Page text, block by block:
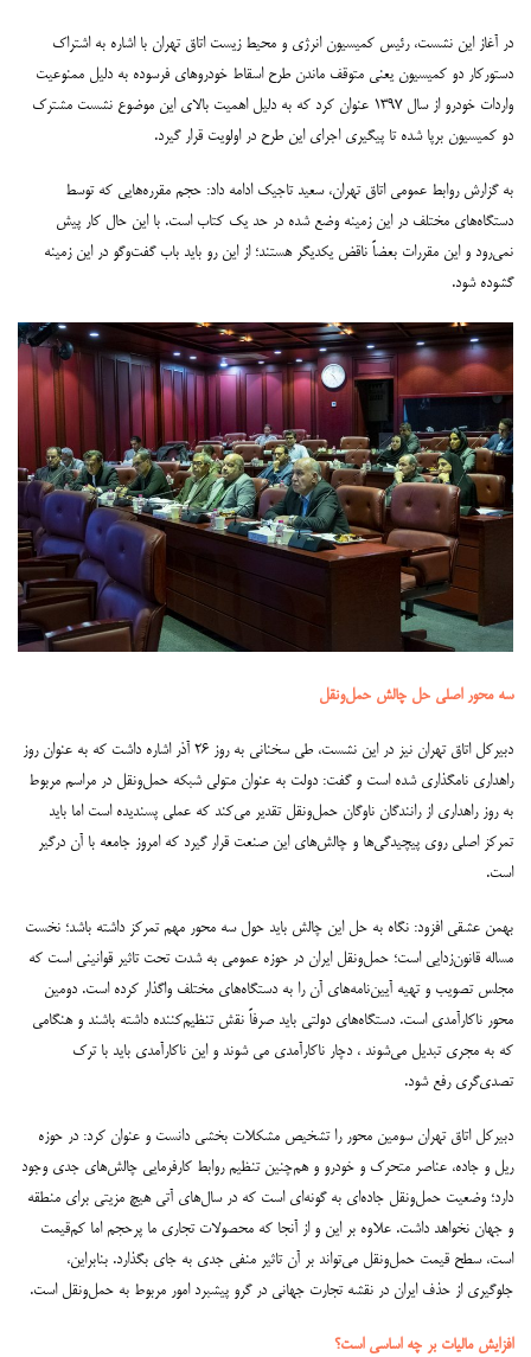
در آغاز این نشست، رئیس کمیسیون انرژی و محیط زیست اتاق تهران با اشاره به اشتراک
دستورکار دو کمیسیون یعنی متوقف ماندن طرح اسقاط خودروهای فرسوده به دلیل ممنوعیت
واردات خودرو از سال ۱۳۹۷ عنوان کرد که به دلیل اهمیت بالای این موضوع نشست مشترک
دو کمیسیون برپا شده تا پیگیری اجرای این طرح در اولویت قرار گیرد.
به گزارش روابط عمومی اتاق تهران، سعید تاجیک ادامه داد: حجم مقرره‌هایی که توسط
دستگاه‌های مختلف در این زمینه وضع شده در حد یک کتاب است. با این حال کار پیش
نمی‌رود و این مقررات بعضاً ناقض یکدیگر هستند؛ از این رو باید باب گفت‌وگو در این زمینه
گشوده شود.
سه محور اصلی حل چالش حمل‌ونقل
دبیرکل اتاق تهران نیز در این نشست، طی سخنانی به روز ۲۶ آذر اشاره داشت که به عنوان روز
راهداری نامگذاری شده است و گفت: دولت به عنوان متولی شبکه حمل‌ونقل در مراسم مربوط
به روز راهداری از رانندگان ناوگان حمل‌ونقل تقدیر می‌کند که عملی پسندیده است اما باید
تمرکز اصلی روی پیچیدگی‌ها و چالش‌های این صنعت قرار گیرد که امروز جامعه با آن درگیر
است.
بهمن عشقی افزود: نگاه به حل این چالش باید حول سه محور مهم تمرکز داشته باشد؛ نخست
مساله قانون‌زدایی است؛ حمل‌ونقل ایران در حوزه عمومی به شدت تحت تاثیر قوانینی است که
مجلس تصویب و تهیه آیین‌نامه‌های آن را به دستگاه‌های مختلف واگذار کرده است. دومین
محور ناکارآمدی است. دستگاه‌های دولتی باید صرفاً نقش تنظیم‌کننده داشته باشند و هنگامی
که به مجری تبدیل می‌شوند ، دچار ناکارآمدی می شوند و این ناکارآمدی باید با ترک
تصدی‌گری رفع شود.
دبیرکل اتاق تهران سومین محور را تشخیص مشکلات بخشی دانست و عنوان کرد: در حوزه
ریل و جاده‌، عناصر متحرک و خودرو و هم‌چنین تنظیم روابط کارفرمایی چالش‌های جدی وجود
دارد؛ وضعیت حمل‌ونقل جاده‌ای به گونه‌ای است که در سال‌های آتی هیچ مزیتی برای منطقه
و جهان نخواهد داشت. علاوه بر این و از آنجا که محصولات تجاری ما پرحجم اما کم‌قیمت
است، سطح قیمت حمل‌ونقل می‌تواند بر آن تاثیر منفی جدی به جای بگذارد.‌ بنابراین،
جلوگیری از حذف ایران در نقشه تجارت جهانی در گرو پیشبرد امور مربوط به حمل‌ونقل است.
افزایش مالیات بر چه اساسی است؟